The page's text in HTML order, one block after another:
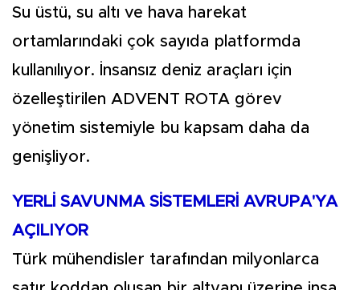
Su üstü, su altı ve hava harekat
ortamlarındaki çok sayıda platformda
kullanılıyor. İnsansız deniz araçları için
özelleştirilen ADVENT ROTA görev
yönetim sistemiyle bu kapsam daha da
genişliyor.
YERLİ SAVUNMA SİSTEMLERİ AVRUPA'YA
AÇILIYOR
Türk mühendisler tarafından milyonlarca